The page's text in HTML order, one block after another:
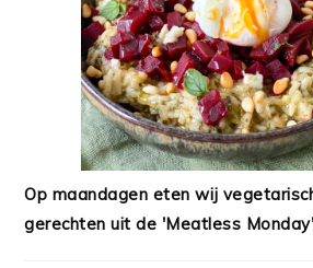
Op maandagen eten wij
gerechten uit de 'Meatless